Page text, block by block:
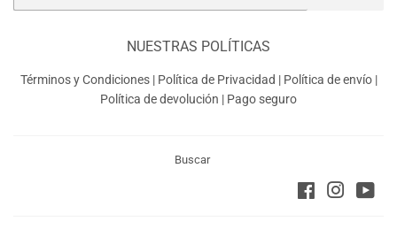
NUESTRAS POLÍTICAS
Términos y Condiciones| Política de Privacidad | Política de envío|
Política de devolución | Pago seguro
Buscar
Facebook